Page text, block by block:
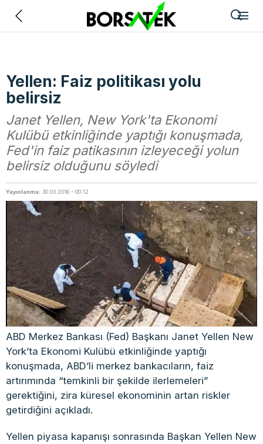
Yellen: Faiz politikası yolu
belirsiz
Janet Yellen, New York'ta Ekonomi
Kulübü etkinliğinde yaptığı konuşmada,
Fed'in faiz patikasının izleyeceği yolun
belirsiz olduğunu söyledi
Yayınlanma: 30.03.2016 - 00:12
ABD Merkez Bankası (Fed) Başkanı Janet Yellen New
York’ta Ekonomi Kulübü etkinliğinde yaptığı
konuşmada, ABD’li merkez bankacıların, faiz
artırımında “temkinli bir şekilde ilerlemeleri”
gerektiğini, zira küresel ekonominin artan riskler
getirdiğini açıkladı.
Yellen piyasa kapanışı sonrasında Başkan Yellen New